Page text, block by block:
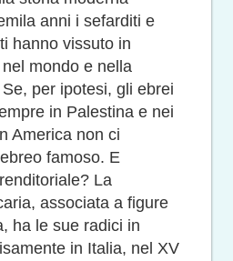
anni i sefarditi e
hanno vissuto in
mondo e nella
per ipotesi, gli ebrei
in Palestina e nei
America non ci
famoso. E
La
associata a figure
ha le sue radici in
in Italia, nel XV